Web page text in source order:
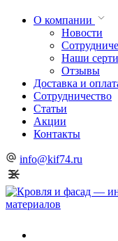
О компании
Новости
Наши
Отзывы
Доставка и
Сотрудничество
Статьи
Акции
Контакты
info@kif74.ru